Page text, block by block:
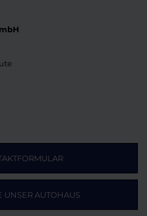
UNSER AUTOHAUS